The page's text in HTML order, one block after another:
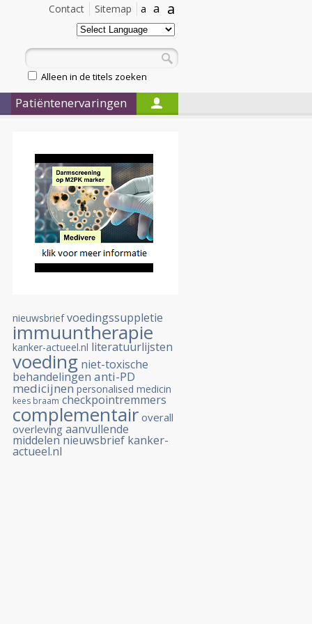
a
a
a
Sitemap
Contact
Alleen in de titels zoeken
Patiëntenervaringen
nieuwsbrief voedingssuppletie
immuuntherapie
kanker-actueel.nl literatuurlijsten
voeding niet-toxische
behandelingen anti-PD
medicijnen personalised medicin
kees braam checkpointremmers
complementair overall
overleving aanvullende
middelen nieuwsbrief kanker-
actueel.nl